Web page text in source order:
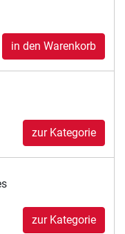
in den Warenkorb
zur Kategorie
zur Kategorie